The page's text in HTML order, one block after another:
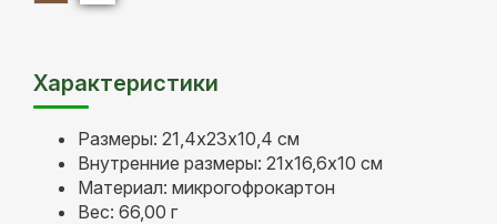
Характеристики
Размеры: 21,4х23х10,4 см
Внутренние размеры: 21х16,6х10 см
Материал: микрогофрокартон
Вес: 66,00 г